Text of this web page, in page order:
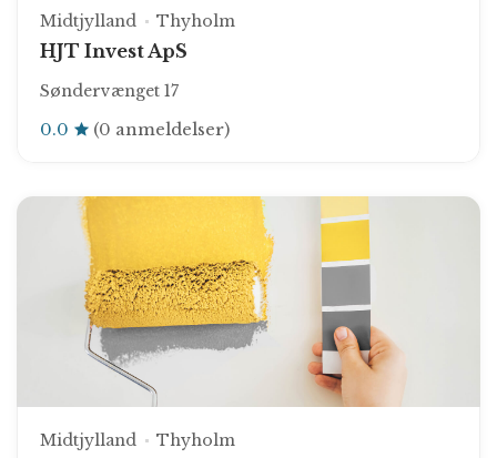
Midtjylland Thyholm
HJT Invest ApS
Søndervænget 17
0.0 (0 anmeldelser)
Midtjylland Thyholm